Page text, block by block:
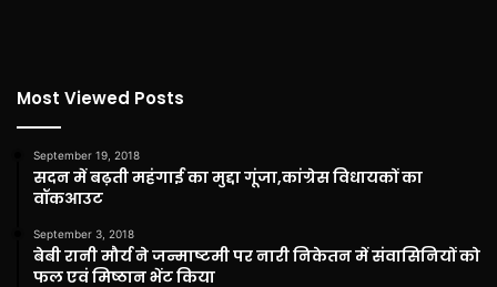
Most Viewed Posts
September 19, 2018
सदन में बढ़ती महंगाई का मुद्दा गूंजा,कांग्रेस विधायकों का
वॉकआउट
September 3, 2018
बेबी रानी मौर्य ने जन्माष्टमी पर नारी निकेतन में संवासिनियों को
फल एवं मिष्ठान भेंट किया